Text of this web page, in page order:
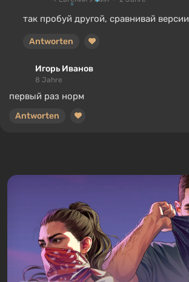
так пробуй другой, сравнивай версии
Antworten
Игорь Иванов
8 Jahre
первый раз норм
Antworten